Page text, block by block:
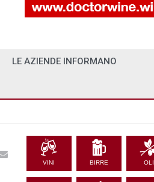
LE AZIENDE INFORMANO
VINI BIRRE OLI